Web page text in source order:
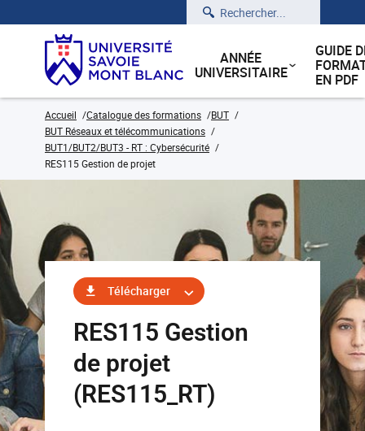
Rechercher
ANNÉE
UNIVERSITAIRE
GUIDE
EN PDF
Accueil Catalogue des formations
BUT
BUT Réseaux et télécommunications
BUT1/BUT2/BUT3 - RT : Cybersécurité
RES115 Gestion de projet
Télécharger
RES115 Gestion
de projet
(RES115_RT)